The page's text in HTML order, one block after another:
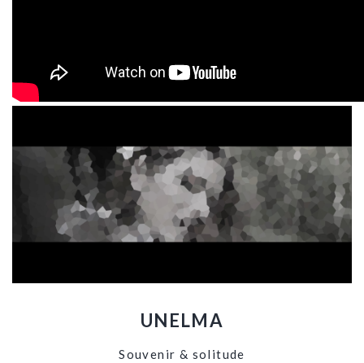
UNELMA
Souvenir & solitude